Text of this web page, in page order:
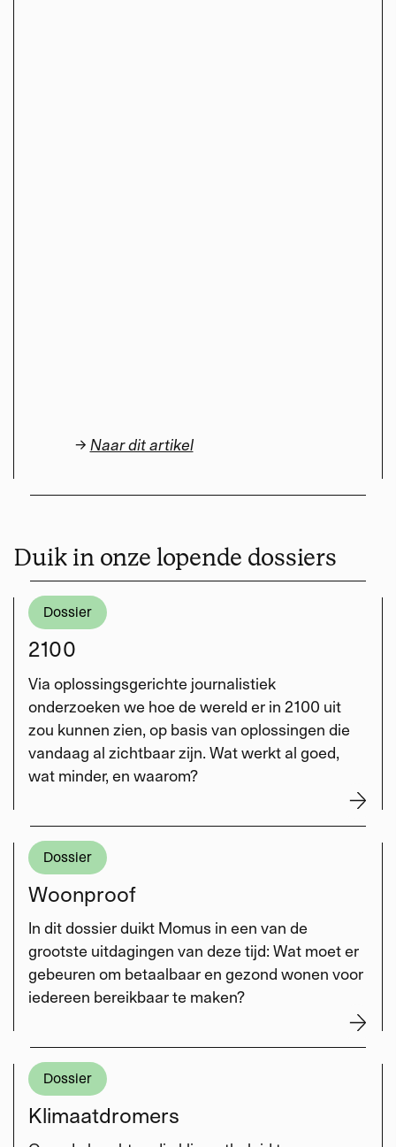
→ Naar dit artikel
Duik in onze lopende dossiers
Dossier
2100
Via oplossingsgerichte journalistiek
onderzoeken we hoe de wereld er in 2100 uit
zou kunnen zien, op basis van oplossingen die
vandaag al zichtbaar zijn. Wat werkt al goed,
wat minder, en waarom?
Dossier
Woonproof
In dit dossier duikt Momus in een van de
grootste uitdagingen van deze tijd: Wat moet er
gebeuren om betaalbaar en gezond wonen voor
iedereen bereikbaar te maken?
Dossier
Klimaatdromers